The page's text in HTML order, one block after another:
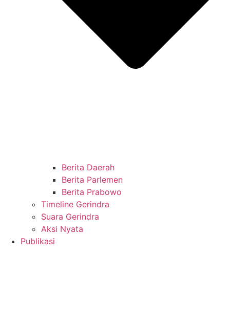
Berita Daerah
Berita Parlemen
Berita Prabowo
Timeline Gerindra
Suara Gerindra
Aksi Nyata
Publikasi